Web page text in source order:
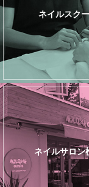
ネイルスク
ネイルサロン